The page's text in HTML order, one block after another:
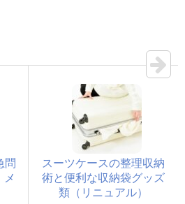
問
メ
スーツケースの整理収納
術と便利な収納袋グッズ
類（リニュアル）